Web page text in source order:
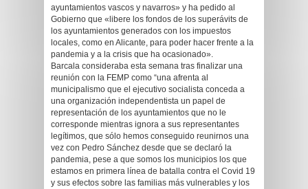
ayuntamientos vascos y navarros» y ha pedido al
Gobierno que «libere los fondos de los superávits de
los ayuntamientos generados con los impuestos
locales, como en Alicante, para poder hacer frente a la
pandemia y a la crisis que ha ocasionado».
Barcala consideraba esta semana tras finalizar una
reunión con la FEMP como “una afrenta al
municipalismo que el ejecutivo socialista conceda a
una organización independentista un papel de
representación de los ayuntamientos que no le
corresponde mientras ignora a sus representantes
legítimos, que sólo hemos conseguido reunirnos una
vez con Pedro Sánchez desde que se declaró la
pandemia, pese a que somos los municipios los que
estamos en primera línea de batalla contra el Covid 19
y sus efectos sobre las familias más vulnerables y los